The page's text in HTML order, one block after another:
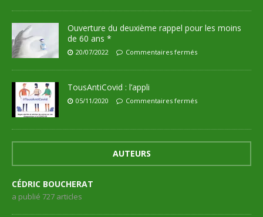
Ouverture du deuxième rappel pour les moins
de 60 ans *
20/07/2022 Commentaires fermés
TousAntiCovid : l’appli
05/11/2020 Commentaires fermés
AUTEURS
CÉDRIC BOUCHERAT
a publié 727 articles